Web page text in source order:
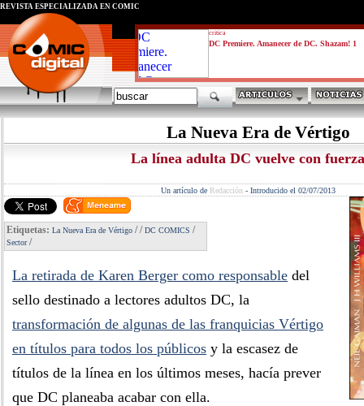
critica
DC Premiere. Amanecer de DC. Shazam! 1
REVISTA ESPECIALIZADA EN CÓMIC
La Nueva Era de Vértigo
La línea adulta DC vuelve con fuerza
Un artículo de Redacción - Introducido el 02/07/2013
Etiquetas: La Nueva Era de Vértigo //DC COMICS /
Sector/
La retirada de Karen Berger como responsable del
sello destinado a lectores adultos DC, la
transformación de algunas de las franquicias Vértigo
en títulos para todos los públicos y la escasez de
títulos de la línea en los últimos meses, hacía prever
que DC planeaba acabar con ella.